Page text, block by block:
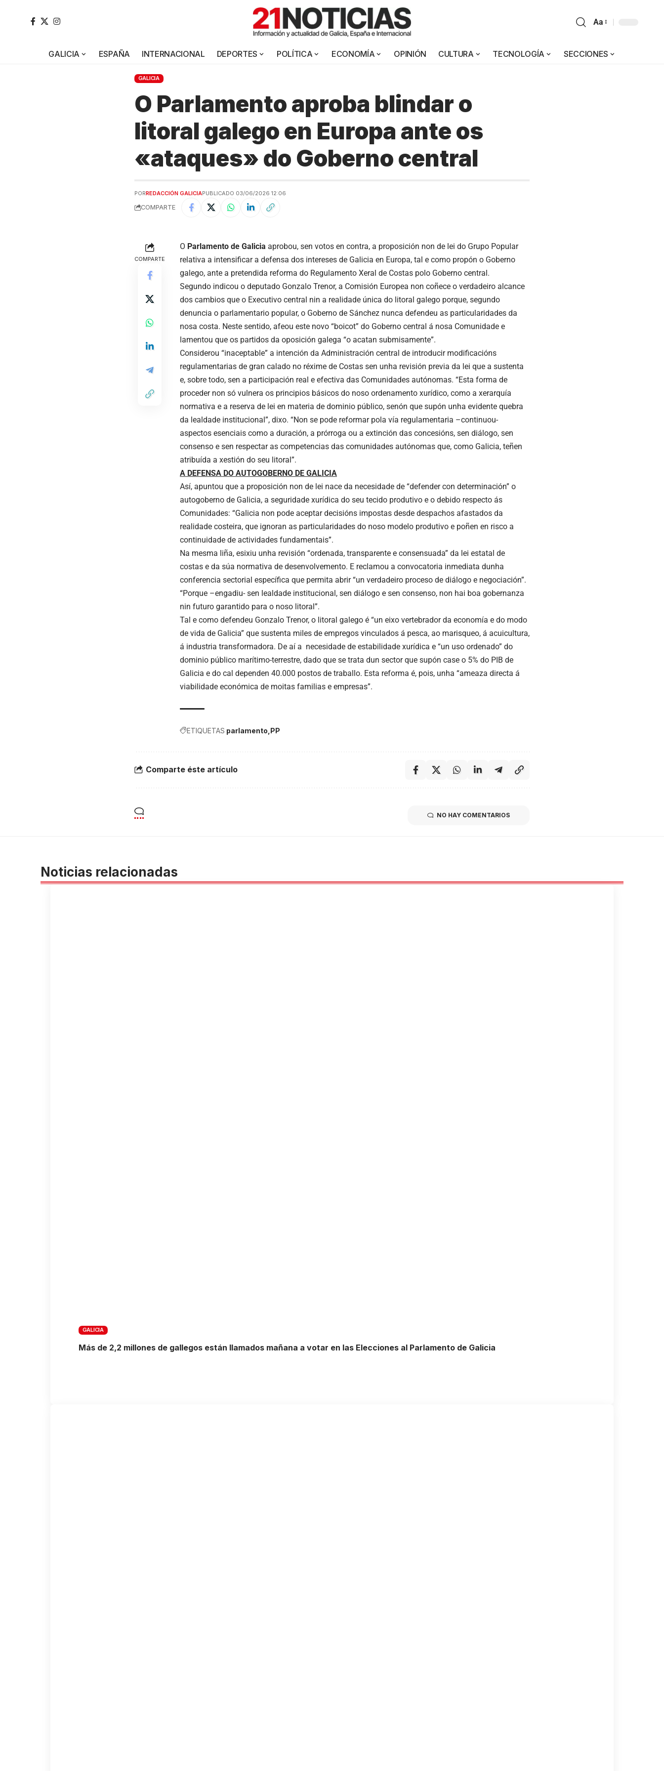
Aa
GALICIA ESPAÑA INTERNACIONAL DEPORTES POLÍTICA ECONOMÍA OPINIÓN CULTURA TECNOLOGÍA SECCIONES
GALICIA
O Parlamento aproba blindar o
litoral galego en Europa ante os
«ataques» do Goberno central
PORREDACCIÓN GALICIAPUBLICADO 03/06/2026 12:06
COMPARTE
COMPARTE
O Parlamento de Galicia aprobou, sen votos en contra, a proposición non de lei do Grupo Popular
relativa a intensificar a defensa dos intereses de Galicia en Europa, tal e como propón o Goberno
galego, ante a pretendida reforma do Regulamento Xeral de Costas polo Goberno central.
Segundo indicou o deputado Gonzalo Trenor, a Comisión Europea non coñece o verdadeiro alcance
dos cambios que o Executivo central nin a realidade única do litoral galego porque, segundo
denuncia o parlamentario popular, o Goberno de Sánchez nunca defendeu as particularidades da
nosa costa. Neste sentido, afeou este novo “boicot” do Goberno central á nosa Comunidade e
lamentou que os partidos da oposición galega “o acatan submisamente”.
Considerou “inaceptable” a intención da Administración central de introducir modificacións
regulamentarias de gran calado no réxime de Costas sen unha revisión previa da lei que a sustenta
e, sobre todo, sen a participación real e efectiva das Comunidades autónomas. “Esta forma de
proceder non só vulnera os principios básicos do noso ordenamento xurídico, como a xerarquía
normativa e a reserva de lei en materia de dominio público, senón que supón unha evidente quebra
da lealdade institucional”, dixo. “Non se pode reformar pola vía regulamentaria –continuou-
aspectos esenciais como a duración, a prórroga ou a extinción das concesións, sen diálogo, sen
consenso e sen respectar as competencias das comunidades autónomas que, como Galicia, teñen
atribuída a xestión do seu litoral”.
A DEFENSA DO AUTOGOBERNO DE GALICIA
Así, apuntou que a proposición non de lei nace da necesidade de “defender con determinación” o
autogoberno de Galicia, a seguridade xurídica do seu tecido produtivo e o debido respecto ás
Comunidades: “Galicia non pode aceptar decisións impostas desde despachos afastados da
realidade costeira, que ignoran as particularidades do noso modelo produtivo e poñen en risco a
continuidade de actividades fundamentais”.
Na mesma liña, esixiu unha revisión “ordenada, transparente e consensuada” da lei estatal de
costas e da súa normativa de desenvolvemento. E reclamou a convocatoria inmediata dunha
conferencia sectorial específica que permita abrir “un verdadeiro proceso de diálogo e negociación”.
“Porque –engadiu- sen lealdade institucional, sen diálogo e sen consenso, non hai boa gobernanza
nin futuro garantido para o noso litoral”.
Tal e como defendeu Gonzalo Trenor, o litoral galego é “un eixo vertebrador da economía e do modo
de vida de Galicia” que sustenta miles de empregos vinculados á pesca, ao marisqueo, á acuicultura,
á industria transformadora. De aí a necesidade de estabilidade xurídica e “un uso ordenado” do
dominio público marítimo-terrestre, dado que se trata dun sector que supón case o 5% do PIB de
Galicia e do cal dependen 40.000 postos de traballo. Esta reforma é, pois, unha “ameaza directa á
viabilidade económica de moitas familias e empresas”.
ETIQUETAS parlamento PP
Comparte éste artículo
NO HAY COMENTARIOS
Noticias relacionadas
GALICIA
Más de 2,2 millones de gallegos están llamados mañana a votar en las Elecciones al Parlamento de Galicia